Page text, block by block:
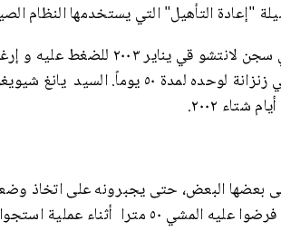
"إعادة التأهيل" التي يستخدمها النظام
نقل السيد وو بينكي الى القسم رقم ١۰ في سجن
ومعتقده، وتولى الحارس لي ون حبسه في زنزانة
بعضها البعض، حتى يجبرونه على اتخاذ
وانغ يوجيانغ على البقاء على هذا الوضع، فرضوا